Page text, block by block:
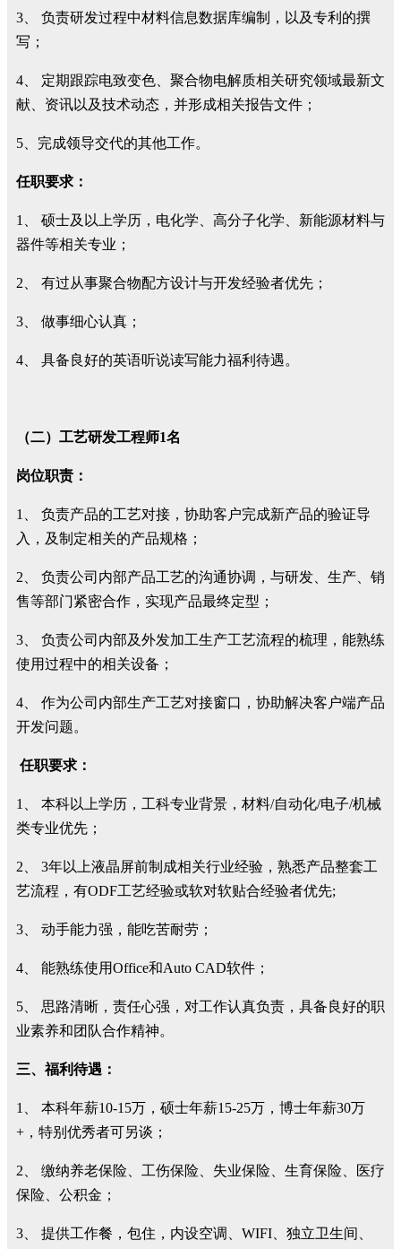
3、 负责研发过程中材料信息数据库编制，以及专利的撰
写；
4、 定期跟踪电致变色、聚合物电解质相关研究领域最新文
献、资讯以及技术动态，并形成相关报告文件；
5、完成领导交代的其他工作。
任职要求：
1、 硕士及以上学历，电化学、高分子化学、新能源材料与
器件等相关专业；
2、 有过从事聚合物配方设计与开发经验者优先；
3、 做事细心认真；
4、 具备良好的英语听说读写能力福利待遇。
（二）工艺研发工程师1名
岗位职责：
1、 负责产品的工艺对接，协助客户完成新产品的验证导
入，及制定相关的产品规格；
2、 负责公司内部产品工艺的沟通协调，与研发、生产、销
售等部门紧密合作，实现产品最终定型；
3、 负责公司内部及外发加工生产工艺流程的梳理，能熟练
使用过程中的相关设备；
4、 作为公司内部生产工艺对接窗口，协助解决客户端产品
开发问题。
任职要求：
1、 本科以上学历，工科专业背景，材料/自动化/电子/机械
类专业优先；
2、 3年以上液晶屏前制成相关行业经验，熟悉产品整套工
艺流程，有ODF工艺经验或软对软贴合经验者优先;
3、 动手能力强，能吃苦耐劳；
4、 能熟练使用Office和Auto CAD软件；
5、 思路清晰，责任心强，对工作认真负责，具备良好的职
业素养和团队合作精神。
三、福利待遇：
1、 本科年薪10-15万，硕士年薪15-25万，博士年薪30万
+ ，特别优秀者可另谈；
2、 缴纳养老保险、工伤保险、失业保险、生育保险、医疗
保险、公积金；
3、 提供工作餐，包住，内设空调、 WIFI 、独立卫生间、